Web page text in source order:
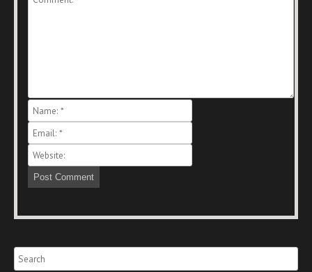
Search